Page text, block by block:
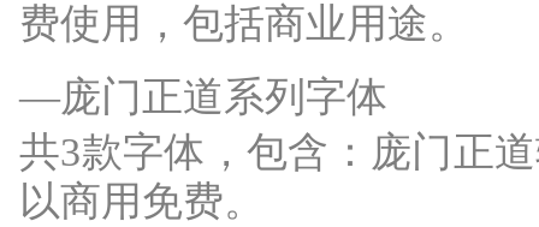
费使用，包括商业用途。
—庞门正道系列字体
共3款字体，包含：庞门正
以商用免费。